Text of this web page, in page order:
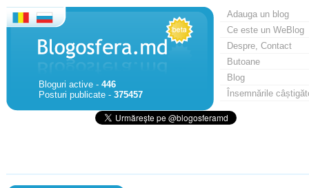
Bloguri active - 446
Posturi publicate - 375457
Adauga un blog
Ce este un WeBlog
Despre, Contact
Butoane
Blog
Însemnările